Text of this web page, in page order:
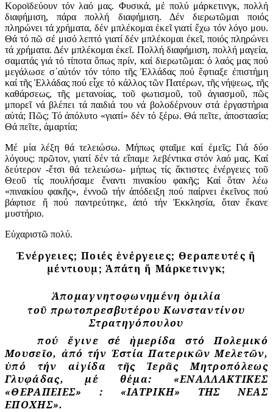
Κοροϊδεύουν τόν λαό μας. Φυσικά, μέ πολύ μάρκετινγκ, πολλή
διαφήμιση, πάρα πολλή διαφήμιση. Δέν διερωτῶμαι ποιός
πληρώνει τά χρήματα, δέν μπλέκομαι ἐκεῖ γιατί ἔχω τόν λόγο μου.
Θά τό πῶ σέ μισό λεπτό γιατί δέν μπλέκομαι ἐκεῖ, ποιός πληρώνει
τά χρήματα. Δέν μπλέκομαι ἐκεῖ. Πολλή διαφήμιση, πολλή μαγεία,
σαματάς γιά τό τίποτα ὅπως πρίν, καί διερωτῶμαι: ὁ λαός μας πού
μεγάλωσε σ᾽αὐτόν τόν τόπο τῆς Ἑλλάδας πού ἔφτιαξε ἐπιστήμη
καί τῆς Ἑλλάδας πού εἶχε τό κάλλος τῶν Πατέρων, τῆς νήψεως, τῆς
καθάρσεως, τῆς μετανοίας, τοῦ φωτισμοῦ, τοῦ ἁγιασμοῦ, πῶς
μπορεῖ νά βλέπει τά παιδιά του νά βολοδέρνουν στά ἐργαστήρια
αὐτά; Πῶς; Τό ἀπόλυτο «γιατί» δέν τό ξέρω. Θά πεῖτε, ἀποστασία;
Θά πεῖτε, ἁμαρτία;
Μέ μία λέξη θά τελειώσω. Μήπως φταῖμε καί ἐμεῖς; Γιά δύο
λόγους: πρῶτον, γιατί δέν τά εἴπαμε λεβέντικα στόν λαό μας. Καί
δεύτερον -ἔτσι θά τελειώσω- μήπως τίς ἄκτιστες ἐνέργειες τοῦ
Θεοῦ τίς πουλήσαμε ἔναντι πινακίου φακῆς; Καί ὅταν λέω
«πινακίου φακῆς», ἐννοῶ τήν ἀπόδειξη πού παίρνει ἐκεῖνος πού
βάφτισε ἤ πού παντρεύτηκε, ἀπό τήν Ἐκκλησία, ὅταν ἔκανε
μυστήριο.
Εὐχαριστῶ πολύ.
Ἐνέργειες; Ποιές ἐνέργειες; Θεραπευτές ἤ
μέντιουμ; Ἀπάτη ἤ Μάρκετινγκ;
Ἀπομαγνητοφωνημένη ὁμιλία
τοῦ πρωτοπρεσβυτέρου Κωνσταντίνου
Στρατηγόπουλου
πού ἔγινε σέ ἡμερίδα στό Πολεμικό
Μουσεῖο, ἀπό τήν Ἑστία Πατερικῶν Μελετῶν,
ὑπό τήν αἰγίδα τῆς Ἱερᾶς Μητροπόλεως
Γλυφάδας, μέ θέμα: «ΕΝΑΛΛΑΚΤΙΚΕΣ
«ΘΕΡΑΠΕΙΕΣ» : «ΙΑΤΡΙΚΗ» ΤΗΣ ΝΕΑΣ
ΕΠΟΧΗΣ».